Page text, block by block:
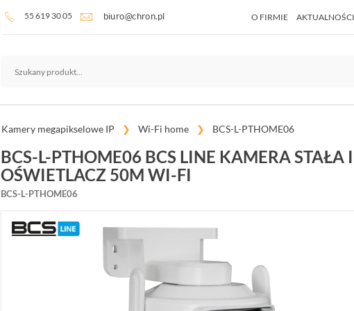
55 619 30 05 O FIRMIE AKTUALNOŚCI
Kamery megapikselowe IP Wi-Fi home BCS-L-PTHOME06
BCS-L-PTHOME06 BCS LINE KAMERA
OŚWIETLACZ 50M WI-FI
BCS-L-PTHOME06